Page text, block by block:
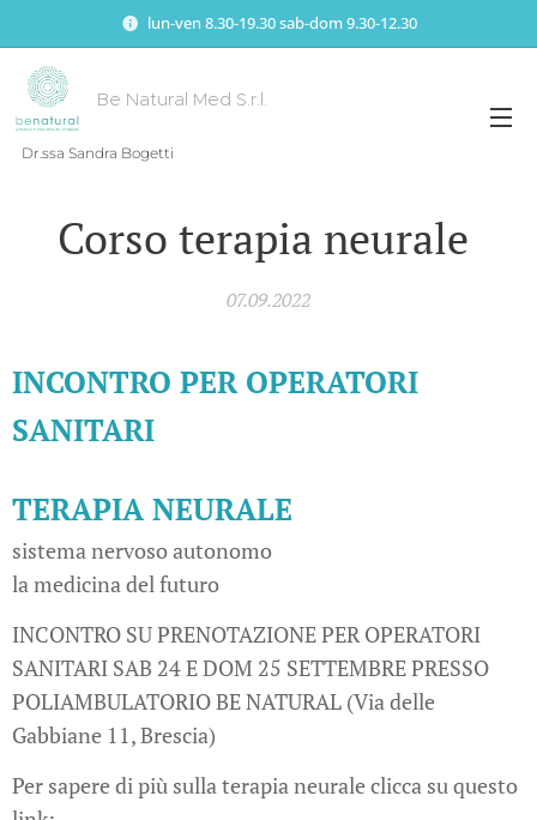
lun-ven 8.30-19.30 sab-dom 9.30-12.30
Be Natural Med S.r.l.
Dr.ssa Sandra Bogetti
Corso terapia neurale
07.09.2022
INCONTRO PER OPERATORI
SANITARI
TERAPIA NEURALE
sistema nervoso autonomo
la medicina del futuro
INCONTRO SU PRENOTAZIONE PER OPERATORI
SANITARI SAB 24 E DOM 25 SETTEMBRE PRESSO
POLIAMBULATORIO BE NATURAL (Via delle
Gabbiane 11, Brescia)
Per sapere di più sulla terapia neurale clicca su questo